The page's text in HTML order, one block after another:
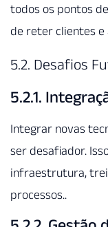
todos os pontos
de reter clientes
5.2. Desafios
5.2.1.
Integrar novas
ser desafiador.
infraestrutura,
processos..